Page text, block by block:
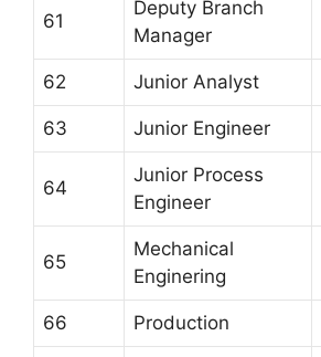
61
Deputy Branch
Manager
62 Junior Analyst
63 Junior Engineer
64
Junior Process
Engineer
65
Mechanical
Enginering
66 Production